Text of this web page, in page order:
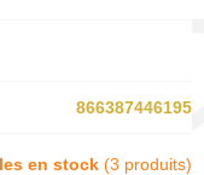
866387446195
en stock (3 produits)